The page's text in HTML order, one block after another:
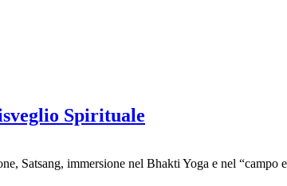
Spirituale
Satsang, immersione nel Bhakti Yoga e nel